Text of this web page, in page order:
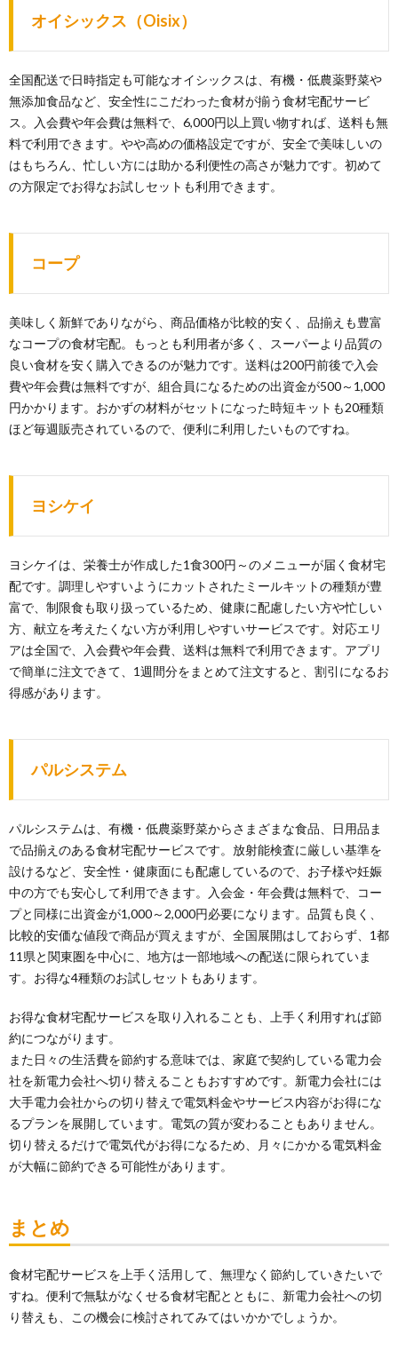
オイシックス（Oisix）
全国配送で日時指定も可能なオイシックスは、有機・低農薬野菜や
無添加食品など、安全性にこだわった食材が揃う食材宅配サービ
ス。入会費や年会費は無料で、6,000円以上買い物すれば、送料も無
料で利用できます。やや高めの価格設定ですが、安全で美味しいの
はもちろん、忙しい方には助かる利便性の高さが魅力です。初めて
の方限定でお得なお試しセットも利用できます。
コープ
美味しく新鮮でありながら、商品価格が比較的安く、品揃えも豊富
なコープの食材宅配。もっとも利用者が多く、スーパーより品質の
良い食材を安く購入できるのが魅力です。送料は200円前後で入会
費や年会費は無料ですが、組合員になるための出資金が500～1,000
円かかります。おかずの材料がセットになった時短キットも20種類
ほど毎週販売されているので、便利に利用したいものですね。
ヨシケイ
ヨシケイは、栄養士が作成した1食300円～のメニューが届く食材宅
配です。調理しやすいようにカットされたミールキットの種類が豊
富で、制限食も取り扱っているため、健康に配慮したい方や忙しい
方、献立を考えたくない方が利用しやすいサービスです。対応エリ
アは全国で、入会費や年会費、送料は無料で利用できます。アプリ
で簡単に注文できて、1週間分をまとめて注文すると、割引になるお
得感があります。
パルシステム
パルシステムは、有機・低農薬野菜からさまざまな食品、日用品ま
で品揃えのある食材宅配サービスです。放射能検査に厳しい基準を
設けるなど、安全性・健康面にも配慮しているので、お子様や妊娠
中の方でも安心して利用できます。入会金・年会費は無料で、コー
プと同様に出資金が1,000～2,000円必要になります。品質も良く、
比較的安価な値段で商品が買えますが、全国展開はしておらず、1都
11県と関東圏を中心に、地方は一部地域への配送に限られていま
す。お得な4種類のお試しセットもあります。
お得な食材宅配サービスを取り入れることも、上手く利用すれば節
約につながります。
また日々の生活費を節約する意味では、家庭で契約している電力会
社を新電力会社へ切り替えることもおすすめです。新電力会社には
大手電力会社からの切り替えで電気料金やサービス内容がお得にな
るプランを展開しています。電気の質が変わることもありません。
切り替えるだけで電気代がお得になるため、月々にかかる電気料金
が大幅に節約できる可能性があります。
まとめ
食材宅配サービスを上手く活用して、無理なく節約していきたいで
すね。便利で無駄がなくせる食材宅配とともに、新電力会社への切
り替えも、この機会に検討されてみてはいかかでしょうか。